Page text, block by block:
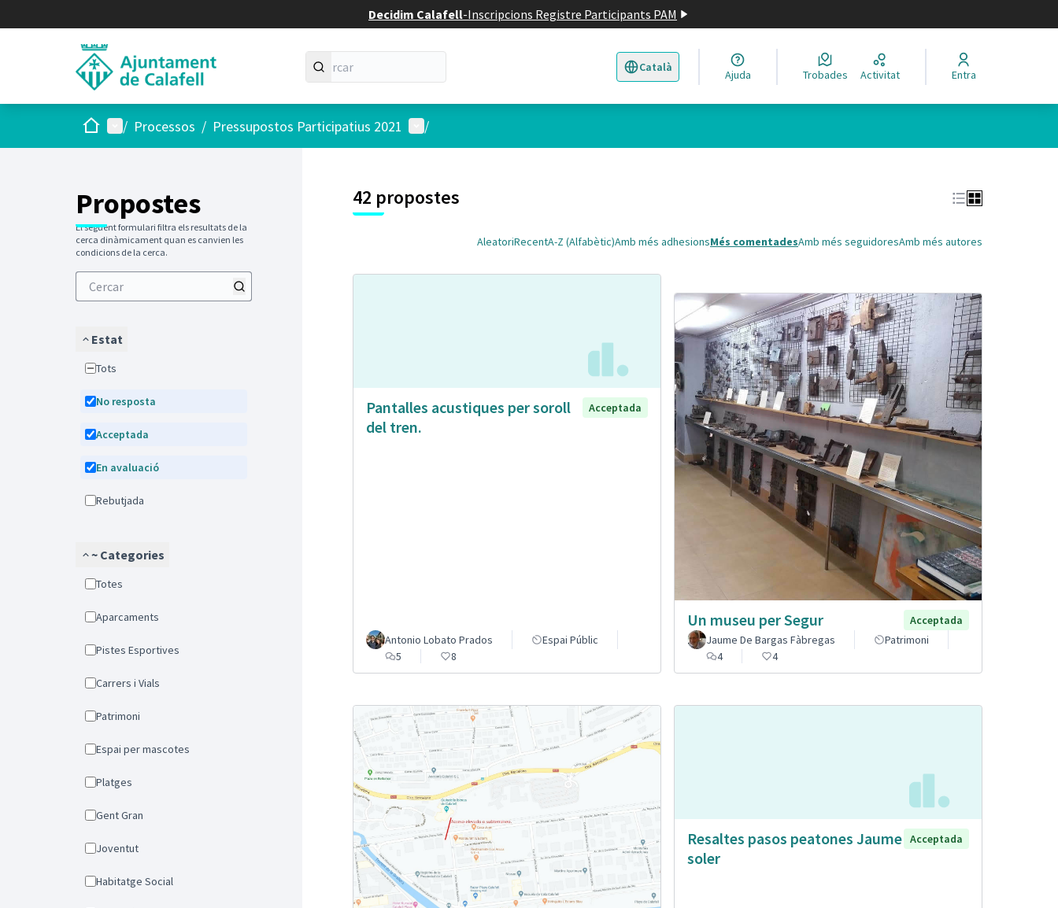
Decidim Calafell-Inscripcions Registre Participants PAM
Català
Triar la llengua Elegir el idioma
Ajuda Trobades Activitat Entra
Inici Menú principal
/ Processos / Pressupostos Participatius 2021 Menú d'usuari
/
Propostes
El següent formulari filtra els resultats de la
cerca dinàmicament quan es canvien les
condicions de la cerca.
Estat
Tots
No resposta
Acceptada
En avaluació
Rebutjada
~ Categories
Totes
Aparcaments
Pistes Esportives
Carrers i Vials
Patrimoni
Espai per mascotes
Platges
Gent Gran
Joventut
Habitatge Social
42 propostes
AleatoriRecentA-Z (Alfabètic)Amb més adhesionsMés comentadesAmb més seguidoresAmb més autores
Pantalles acustiques per soroll
del tren.
Acceptada
Antonio Lobato Prados
Espai Públic
5
8
Un museu per Segur
Acceptada
Jaume De Bargas Fàbregas
Patrimoni
4
4
Resaltes pasos peatones Jaume
soler
Acceptada